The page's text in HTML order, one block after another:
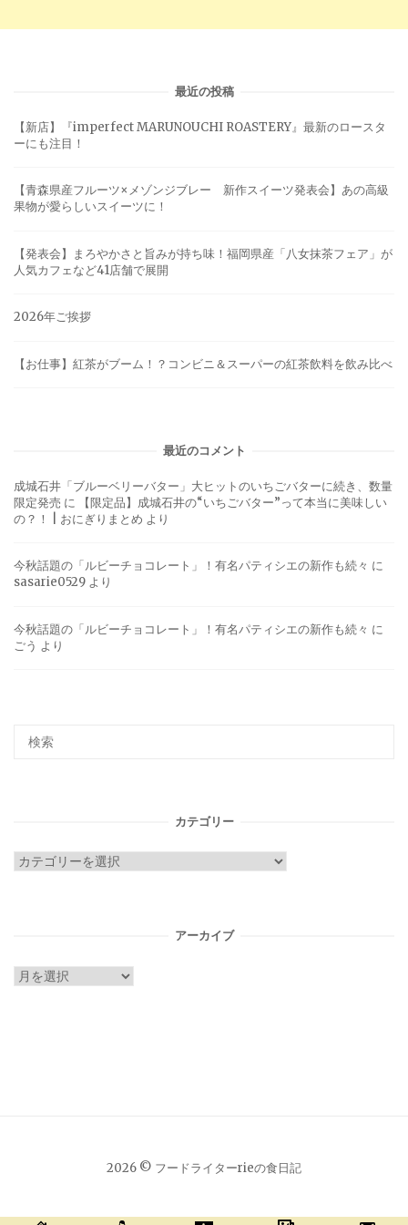
最近の投稿
【新店】『imperfect MARUNOUCHI ROASTERY』最新のロースタ
ーにも注目！
【青森県産フルーツ×メゾンジブレー 新作スイーツ発表会】あの高級
果物が愛らしいスイーツに！
【発表会】まろやかさと旨みが持ち味！福岡県産「八女抹茶フェア」が
人気カフェなど41店舗で展開
2026年ご挨拶
【お仕事】紅茶がブーム！？コンビニ＆スーパーの紅茶飲料を飲み比べ
最近のコメント
成城石井「ブルーベリーバター」大ヒットのいちごバターに続き、数量
限定発売 に
【限定品】成城石井の“いちごバター”って本当に美味しい
の？！ | おにぎりまとめ より
今秋話題の「ルビーチョコレート」！有名パティシエの新作も続々 に
sasarie0529 より
今秋話題の「ルビーチョコレート」！有名パティシエの新作も続々 に
ごう より
カテゴリー
カ
アーカイブ
ア
2026 © フードライターrieの食日記